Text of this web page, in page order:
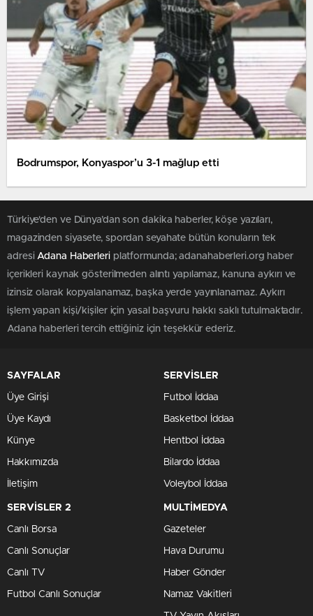
Bodrumspor, Konyaspor’u 3-1 mağlup etti
Türkiye'den ve Dünya’dan son dakika haberler, köşe yazıları,
magazinden siyasete, spordan seyahate bütün konuların tek
adresiAdana Haberleriplatformunda; adanahaberleri.org haber
içerikleri kaynak gösterilmeden alıntı yapılamaz, kanuna aykırı ve
izinsiz olarak kopyalanamaz, başka yerde yayınlanamaz. Aykırı
işlem yapan kişi/kişiler için yasal başvuru hakkı saklı tutulmaktadır.
Adana haberleri tercih ettiğiniz için teşekkür ederiz.
SAYFALAR
Üye Girişi
Üye Kaydı
Künye
Hakkımızda
İletişim
SERVİSLER
Futbol İddaa
Basketbol İddaa
Hentbol İddaa
Bilardo İddaa
Voleybol İddaa
SERVİSLER 2
Canlı Borsa
Canlı Sonuçlar
Canlı TV
Futbol Canlı Sonuçlar
MULTİMEDYA
Gazeteler
Hava Durumu
Haber Gönder
Namaz Vakitleri